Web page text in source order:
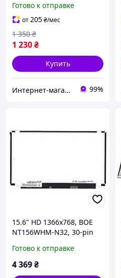
1280x768, Ламповая (1
CCFL), без креплений,
матовая,
Готово к отправке
от205₴/мес
1 230₴
1 350 ₴
Купить
Интернет-магазин "SmartPart" 99%
15.6" HD 1366x768, BOE
NT156WHM-N32, 30-pin
справа), глянцевая, slim
Готово к отправке
4 369₴